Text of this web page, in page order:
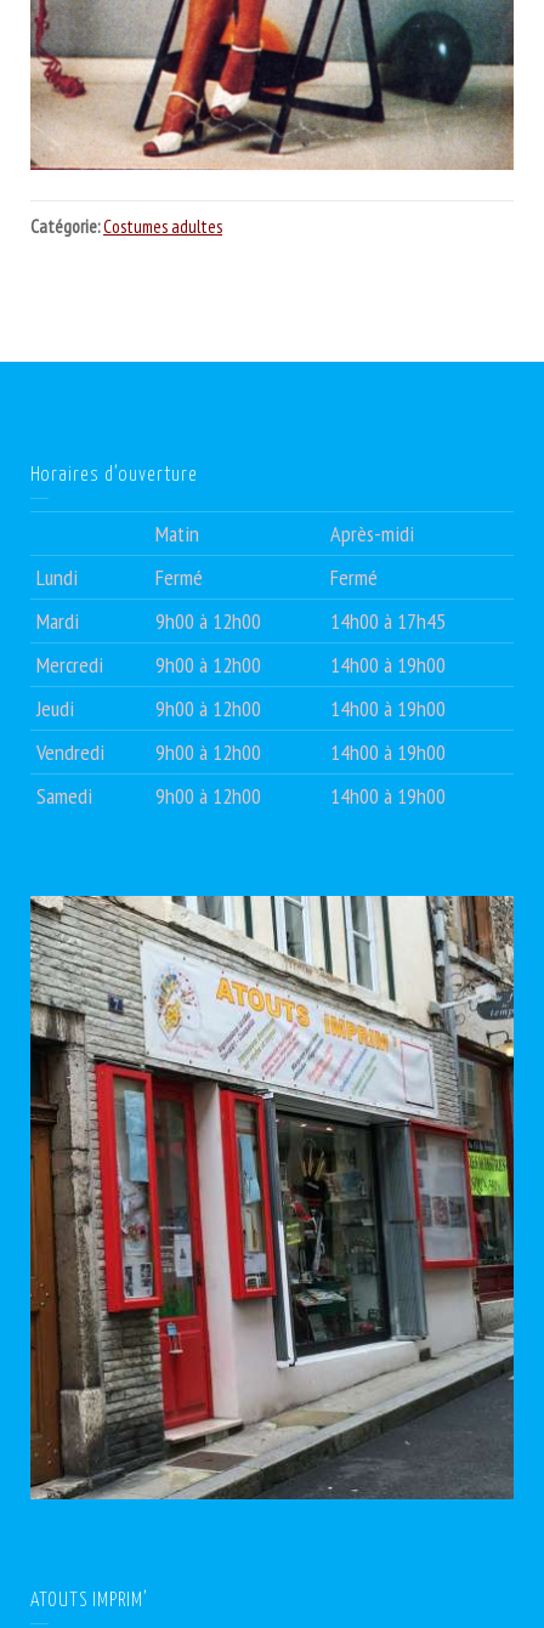
Catégorie:Costumes adultes
Horaires d’ouverture
Matin
Après-midi
Lundi
Fermé
Fermé
Mardi
9h00 à 12h00
14h00 à 17h45
Mercredi
9h00 à 12h00
14h00 à 19h00
Jeudi
9h00 à 12h00
14h00 à 19h00
Vendredi
9h00 à 12h00
14h00 à 19h00
Samedi
9h00 à 12h00 14h00 à 19h00
ATOUTS IMPRIM’